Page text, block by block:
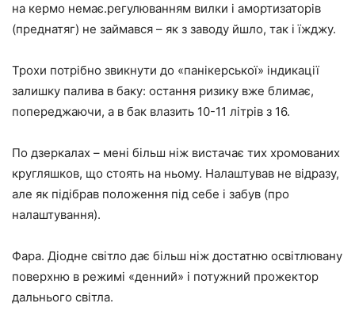
на кермо немає.регулюванням вилки і амортизаторів
(преднатяг) не займався – як з заводу йшло, так і їжджу.
Трохи потрібно звикнути до «панікерської» індикації
залишку палива в баку: остання ризику вже блимає,
попереджаючи, а в бак влазить 10-11 літрів з 16.
По дзеркалах – мені більш ніж вистачає тих хромованих
кругляшков, що стоять на ньому. Налаштував не відразу,
але як підібрав положення під себе і забув (про
налаштування).
Фара. Діодне світло дає більш ніж достатню освітлювану
поверхню в режимі «денний» і потужний прожектор
дальнього світла.